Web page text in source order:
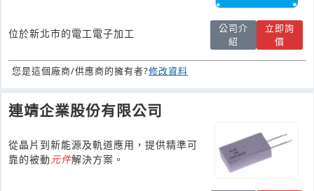
位於新北市的電工電子加工
公司介
紹
立即詢
價
您是這個廠商/供應商的擁有者?修改資料
連靖企業股份有限公司
從晶片到新能源及軌道應用，提供精準可
靠的被動元件解決方案。